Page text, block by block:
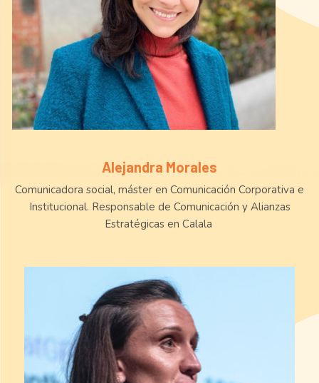
Alejandra Morales
Comunicadora social, máster en Comunicación Corporativa e
Institucional. Responsable de Comunicación y Alianzas
Estratégicas en Calala